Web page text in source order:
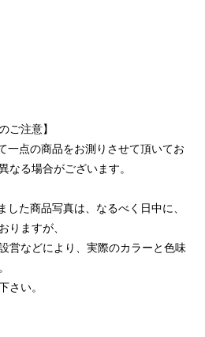
ご注意】
一点の商品をお測りさせて頂いてお
なる場合がございます。
た商品写真は、なるべく日中に、
りますが、
営などにより、実際のカラーと色味
さい。